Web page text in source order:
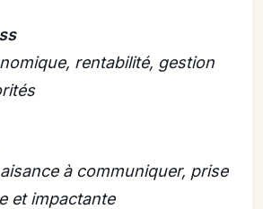
rentabilité, gestion
à communiquer, prise
et impactante